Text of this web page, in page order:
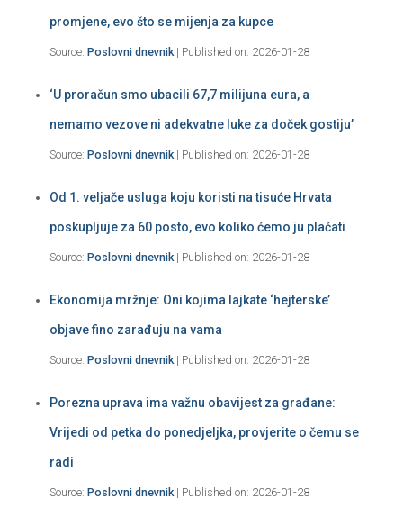
promjene, evo što se mijenja za kupce
Source: Poslovni dnevnik Published on: 2026-01-28
‘U proračun smo ubacili 67,7 milijuna eura, a
nemamo vezove ni adekvatne luke za doček gostiju’
Source: Poslovni dnevnik Published on: 2026-01-28
Od 1. veljače usluga koju koristi na tisuće Hrvata
poskupljuje za 60 posto, evo koliko ćemo ju plaćati
Source: Poslovni dnevnik Published on: 2026-01-28
Ekonomija mržnje: Oni kojima lajkate ‘hejterske’
objave fino zarađuju na vama
Source: Poslovni dnevnik Published on: 2026-01-28
Porezna uprava ima važnu obavijest za građane:
Vrijedi od petka do ponedjeljka, provjerite o čemu se
radi
Source: Poslovni dnevnik Published on: 2026-01-28